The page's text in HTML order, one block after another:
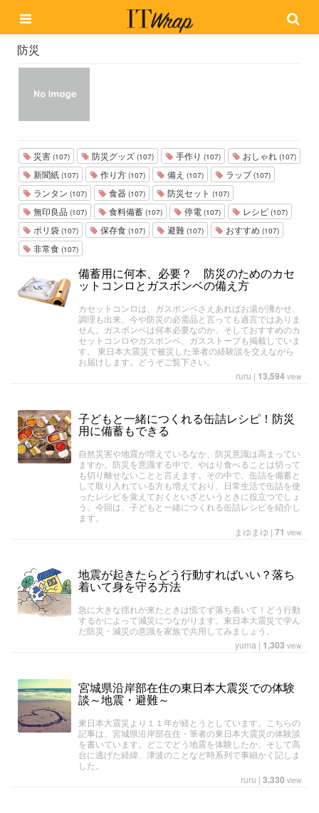
防災
災害 (107) 防災グッズ (107) 手作り (107) おしゃれ (107)
新聞紙 (107) 作り方 (107) 備え (107) ラップ(107)
ランタン (107) 食器 (107) 防災セット (107)
無印良品 (107) 食料備蓄 (107) 停電 (107) レシピ (107)
ポリ袋 (107) 保存食 (107) 避難 (107) おすすめ (107)
非常食 (107)
備蓄用に何本、必要？ 防災のためのカセ
ットコンロとガスボンベの備え方
カセットコンロは、ガスボンベさえあればお湯が沸かせ、
調理も出来、今や防災の必需品と言っても過言ではありま
せん。ガスボンベは何本必要なのか、そしておすすめのカ
セットコンロやガスボンベ、ガスストーブも掲載していま
す。 東日本大震災で被災した筆者の経験談を交えながら
お届けします。どうぞご覧下さい。
ruru | 13,594 view
子どもと一緒につくれる缶詰レシピ！防災
用に備蓄もできる
自然災害や地震が増えているなか、防災意識は高まってい
ますか。防災を意識する中で、やはり食べることは切って
も切り離せないことと言えます。その中で、缶詰を備蓄と
して取り入れている方も増えており、日常生活で缶詰を使
ったレシピを覚えておくといざというときに役立つでしょ
う。今回は、子どもと一緒につくれる缶詰レシピを紹介し
ます。
まゆまゆ | 71 view
地震が起きたらどう行動すればいい？落ち
着いて身を守る方法
急に大きな揺れが来たときは慌てず落ち着いて！どう行動
するかによって減災につながります。東日本大震災で学ん
だ防災・減災の意識を家族で共用してみましょう。
yuma | 1,303 view
宮城県沿岸部在住の東日本大震災での体験
談～地震・避難～
東日本大震災より１１年が経とうとしています。こちらの
記事は、宮城県沿岸部在住・筆者の東日本大震災の体験談
を書いています。どこでどう地震を体験したか、そして高
台に逃げた経緯、津波のことなど時系列で事細かく記しま
した。
ruru | 3,330 view